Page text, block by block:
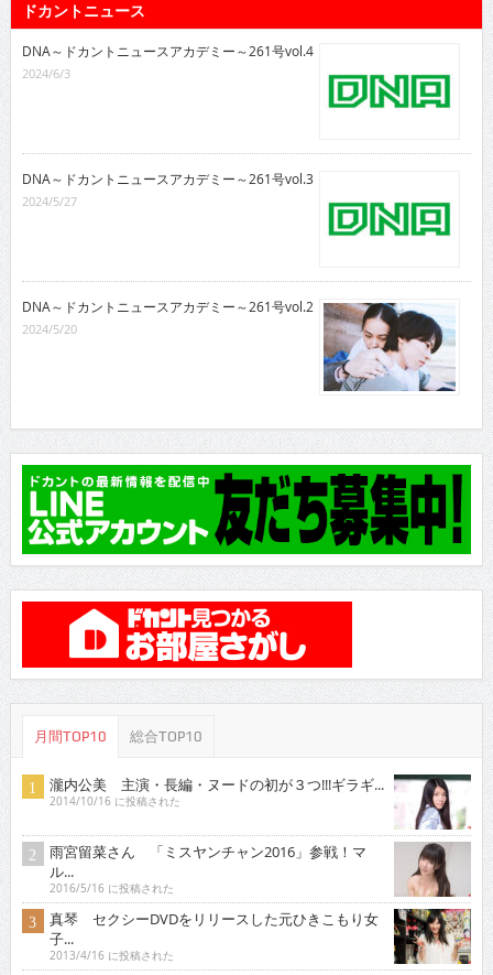
ドカントニュース
DNA～ドカントニュースアカデミー～261号vol.4
2024/6/3
DNA～ドカントニュースアカデミー～261号vol.3
2024/5/27
DNA～ドカントニュースアカデミー～261号vol.2
2024/5/20
月間TOP10 総合TOP10
瀧内公美 主演・長編・ヌードの初が３つ!!!ギラギ...
2014/10/16 に投稿された
雨宮留菜さん 「ミスヤンチャン2016」参戦！マ
ル...
2016/5/16 に投稿された
真琴 セクシーDVDをリリースした元ひきこもり女
子...
2013/4/16 に投稿された